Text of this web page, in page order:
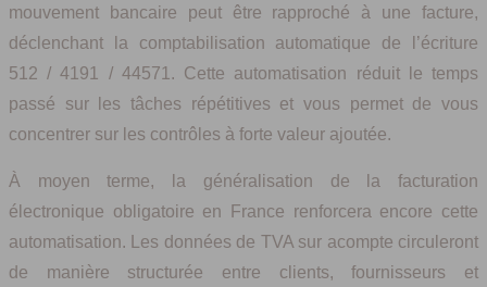
mouvement bancaire peut être rapproché à une facture,
déclenchant la comptabilisation automatique de l’écriture
512 / 4191 / 44571. Cette automatisation réduit le temps
passé sur les tâches répétitives et vous permet de vous
concentrer sur les contrôles à forte valeur ajoutée.
À moyen terme, la généralisation de la facturation
électronique obligatoire en France renforcera encore cette
automatisation. Les données de TVA sur acompte circuleront
de manière structurée entre clients, fournisseurs et